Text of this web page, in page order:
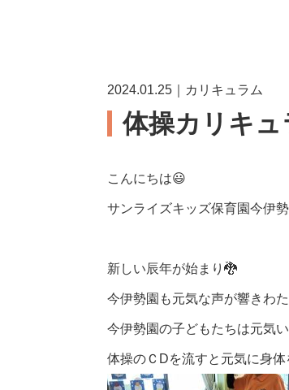
2024.01.25｜カリキュラム
体操カリキュ
こんにちは😃
サンライズキッズ保育園今伊
新しい辰年が始まり🐉
今伊勢園も元気な声が響きわ
今伊勢園の子どもたちは元気
体操のＣDを流すと元気に身